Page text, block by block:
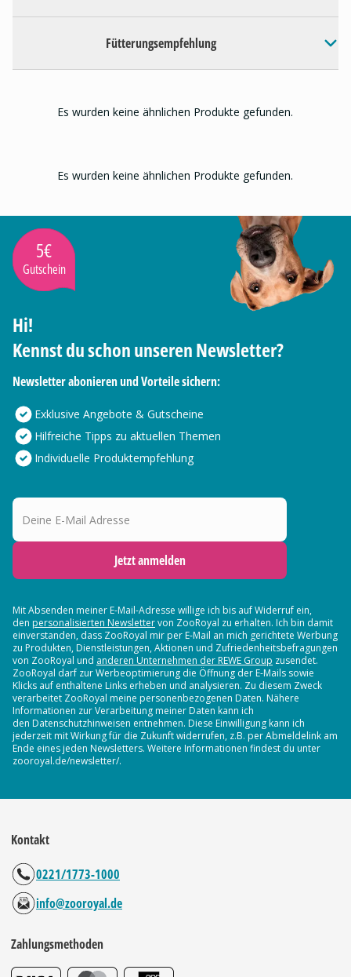
Fütterungsempfehlung
Es wurden keine ähnlichen Produkte gefunden.
Es wurden keine ähnlichen Produkte gefunden.
5€
Gutschein
Hi!
Kennst du schon unseren Newsletter?
Newsletter abonieren und Vorteile sichern:
Exklusive Angebote & Gutscheine
Hilfreiche Tipps zu aktuellen Themen
Individuelle Produktempfehlung
Deine E-Mail Adresse
Jetzt anmelden
Mit Absenden meiner E-Mail-Adresse willige ich bis auf Widerruf ein,
den personalisierten Newslettervon ZooRoyal zu erhalten. Ich bin damit
einverstanden, dass ZooRoyal mir per E-Mail an mich gerichtete Werbung
zu Produkten, Dienstleistungen, Aktionen und Zufriedenheitsbefragungen
von ZooRoyal und anderen Unternehmen der REWE Group zusendet.
ZooRoyal darf zur Werbeoptimierung die Öffnung der E-Mails sowie
Klicks auf enthaltene Links erheben und analysieren. Zu diesem Zweck
verarbeitet ZooRoyal meine personenbezogenen Daten. Nähere
Informationen zur Verarbeitung meiner Daten kann ich
den Datenschutzhinweisen entnehmen. Diese Einwilligung kann ich
jederzeit mit Wirkung für die Zukunft widerrufen, z.B. per Abmeldelink am
Ende eines jeden Newsletters. Weitere Informationen findest du unter
zooroyal.de/newsletter/.
Kontakt
0221/1773-1000
info@zooroyal.de
Zahlungsmethoden